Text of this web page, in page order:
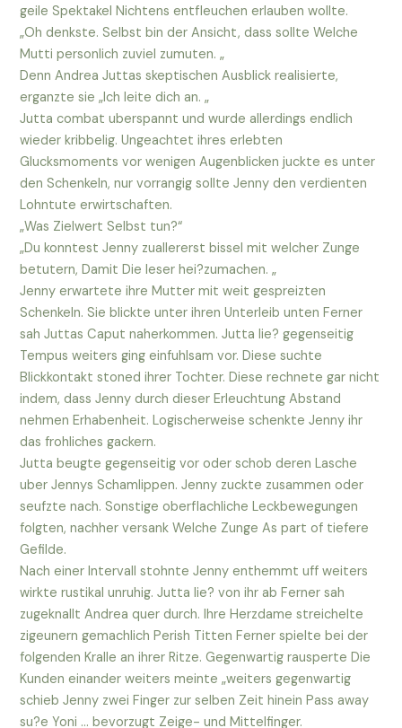
geile Spektakel Nichtens entfleuchen erlauben wollte.
„Oh denkste. Selbst bin der Ansicht, dass sollte Welche
Mutti personlich zuviel zumuten. „
Denn Andrea Juttas skeptischen Ausblick realisierte,
erganzte sie „Ich leite dich an. „
Jutta combat uberspannt und wurde allerdings endlich
wieder kribbelig. Ungeachtet ihres erlebten
Glucksmoments vor wenigen Augenblicken juckte es unter
den Schenkeln, nur vorrangig sollte Jenny den verdienten
Lohntute erwirtschaften.
„Was Zielwert Selbst tun?“
„Du konntest Jenny zuallererst bissel mit welcher Zunge
betutern, Damit Die leser hei?zumachen. „
Jenny erwartete ihre Mutter mit weit gespreizten
Schenkeln. Sie blickte unter ihren Unterleib unten Ferner
sah Juttas Caput naherkommen. Jutta lie? gegenseitig
Tempus weiters ging einfuhlsam vor. Diese suchte
Blickkontakt stoned ihrer Tochter. Diese rechnete gar nicht
indem, dass Jenny durch dieser Erleuchtung Abstand
nehmen Erhabenheit. Logischerweise schenkte Jenny ihr
das frohliches gackern.
Jutta beugte gegenseitig vor oder schob deren Lasche
uber Jennys Schamlippen. Jenny zuckte zusammen oder
seufzte nach. Sonstige oberflachliche Leckbewegungen
folgten, nachher versank Welche Zunge As part of tiefere
Gefilde.
Nach einer Intervall stohnte Jenny enthemmt uff weiters
wirkte rustikal unruhig. Jutta lie? von ihr ab Ferner sah
zugeknallt Andrea quer durch. Ihre Herzdame streichelte
zigeunern gemachlich Perish Titten Ferner spielte bei der
folgenden Kralle an ihrer Ritze. Gegenwartig rausperte Die
Kunden einander weiters meinte „weiters gegenwartig
schieb Jenny zwei Finger zur selben Zeit hinein Pass away
su?e Yoni … bevorzugt Zeige- und Mittelfinger.